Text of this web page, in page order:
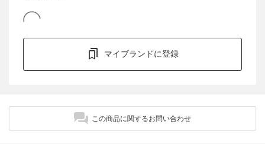
マイブランドに登録
この商品に関するお問い合わせ